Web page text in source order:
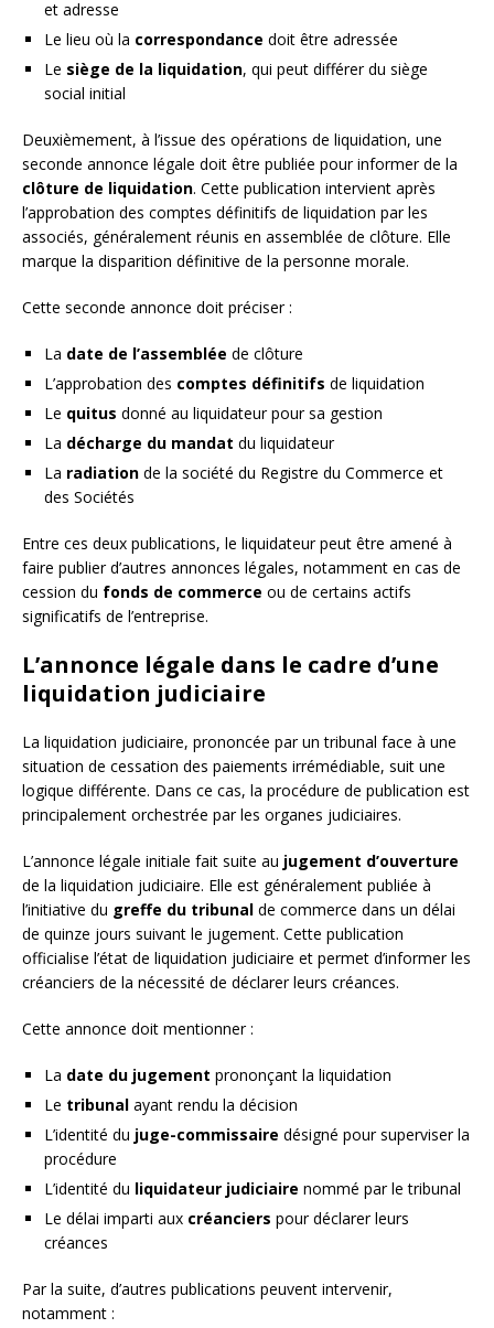
et adresse
Le lieu où la correspondance doit être adressée
Le siège de la liquidation, qui peut différer du siège
social initial
Deuxièmement, à l’issue des opérations de liquidation, une
seconde annonce légale doit être publiée pour informer de la
clôture de liquidation. Cette publication intervient après
l’approbation des comptes définitifs de liquidation par les
associés, généralement réunis en assemblée de clôture. Elle
marque la disparition définitive de la personne morale.
Cette seconde annonce doit préciser :
La date de l’assemblée de clôture
L’approbation des comptes définitifs de liquidation
Le quitus donné au liquidateur pour sa gestion
La décharge du mandat du liquidateur
La radiation de la société du Registre du Commerce et
des Sociétés
Entre ces deux publications, le liquidateur peut être amené à
faire publier d’autres annonces légales, notamment en cas de
cession du fonds de commerce ou de certains actifs
significatifs de l’entreprise.
L’annonce légale dans le cadre d’une
liquidation judiciaire
La liquidation judiciaire, prononcée par un tribunal face à une
situation de cessation des paiements irrémédiable, suit une
logique différente. Dans ce cas, la procédure de publication est
principalement orchestrée par les organes judiciaires.
L’annonce légale initiale fait suite au jugement d’ouverture
de la liquidation judiciaire. Elle est généralement publiée à
l’initiative du greffe du tribunal de commerce dans un délai
de quinze jours suivant le jugement. Cette publication
officialise l’état de liquidation judiciaire et permet d’informer les
créanciers de la nécessité de déclarer leurs créances.
Cette annonce doit mentionner :
La date du jugement prononçant la liquidation
Le tribunal ayant rendu la décision
L’identité du juge-commissaire désigné pour superviser la
procédure
L’identité du liquidateur judiciaire nommé par le tribunal
Le délai imparti aux créanciers pour déclarer leurs
créances
Par la suite, d’autres publications peuvent intervenir,
notamment :